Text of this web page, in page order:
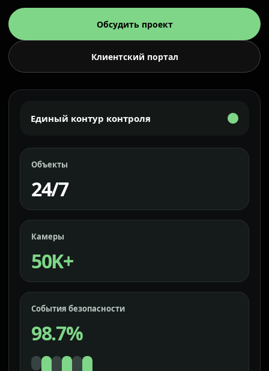
Обсудить проект
Клиентский портал
Единый контур контроля
Объекты
24/7
Камеры
50K+
События безопасности
98.7%